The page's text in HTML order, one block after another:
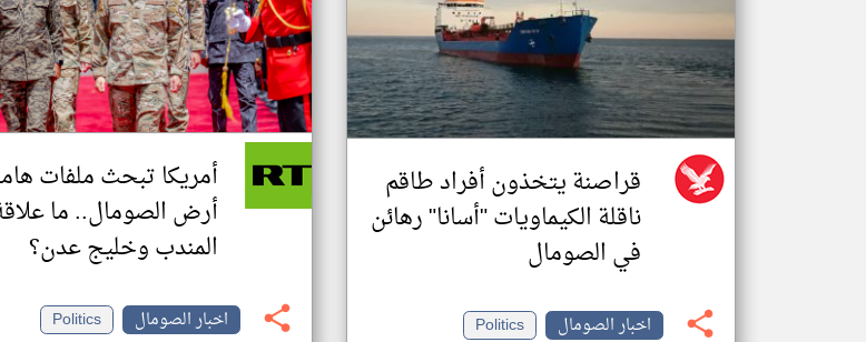
قراصنة يتخذون أفراد طاقم
ناقلة الكيماويات "أسانا" رهائن
في الصومال
اخبار الصومال
Politics
أمريكا تبحث ملفات
أرض الصومال.. ما
المندب وخليج عدن؟
اخبار الصومال
Politics